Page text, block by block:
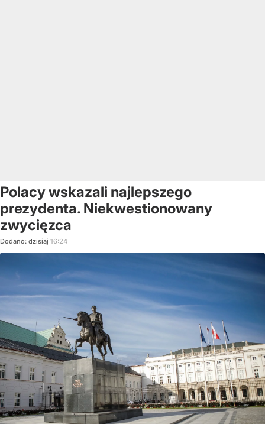
Polacy wskazali najlepszego
prezydenta. Niekwestionowany
zwycięzca
Dodano: dzisiaj 16:24